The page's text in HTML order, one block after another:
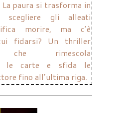
paura si trasforma in
scegliere gli alleati
morire, ma c’è
fidarsi? Un thriller
che rimescola
le carte e sfida le
fino all’ultima riga.